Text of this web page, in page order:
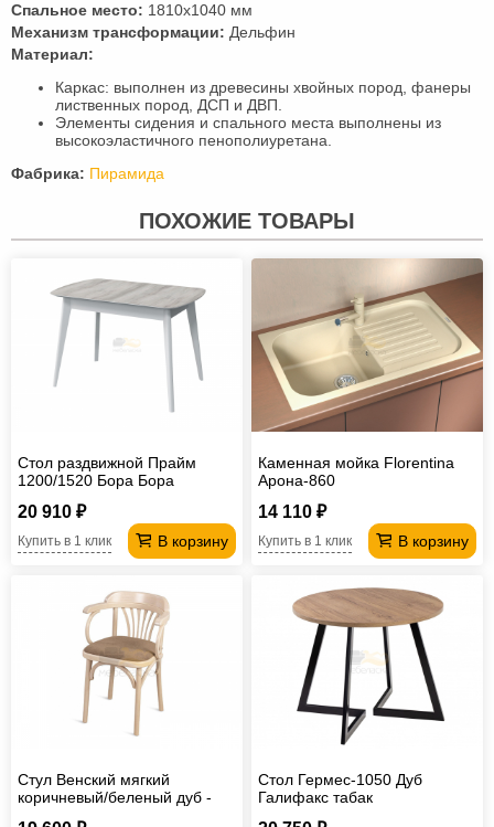
Спальное место: 1810х1040 мм
Механизм трансформации: Дельфин
Материал:
Каркас: выполнен из древесины хвойных пород, фанеры
лиственных пород, ДСП и ДВП.
Элементы сидения и спального места выполнены из
высокоэластичного пенополиуретана.
Фабрика: Пирамида
ПОХОЖИЕ ТОВАРЫ
Стол раздвижной Прайм
1200/1520 Бора Бора
20 910 ₽
В корзину
Купить в 1 клик
Каменная мойка Florentina
Арона-860
14 110 ₽
В корзину
Купить в 1 клик
Стул Венский мягкий
коричневый/беленый дуб -
Стол Гермес-1050 Дуб
Галифакс табак